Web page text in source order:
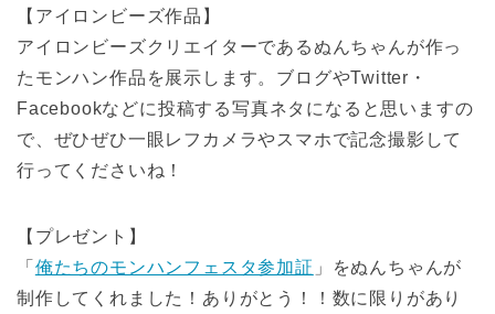
【アイロンビーズ作品】
アイロンビーズクリエイターであるぬんちゃんが作っ
たモンハン作品を展示します。ブログやTwitter・
Facebookなどに投稿する写真ネタになると思いますの
で、ぜひぜひ一眼レフカメラやスマホで記念撮影して
行ってくださいね！
【プレゼント】
「 俺たちのモンハンフェスタ参加証 」をぬんちゃんが
制作してくれました！ありがとう！！数に限りがあり